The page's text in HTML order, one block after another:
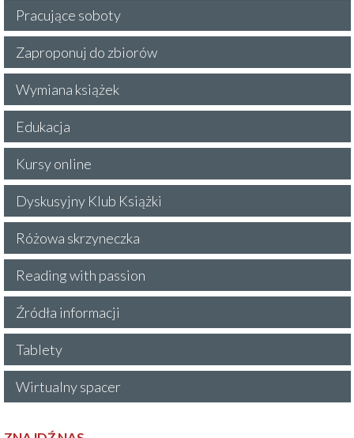
Pracujące soboty
Zaproponuj do zbiorów
Wymiana książek
Edukacja
Kursy online
Dyskusyjny Klub Książki
Różowa skrzyneczka
Reading with passion
Źródła informacji
Tablety
Wirtualny spacer